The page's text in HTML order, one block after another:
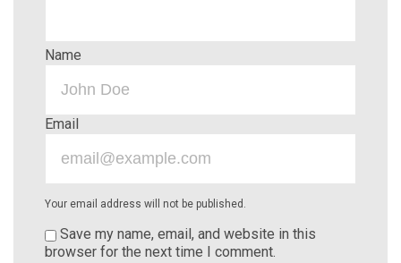
Name
Email
Your email address will not be published.
Save my name, email, and website in this
browser for the next time I comment.